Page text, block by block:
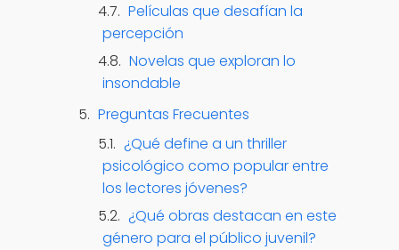
Películas que desafían la
percepción
Novelas que exploran lo
insondable
Preguntas Frecuentes
¿Qué define a un thriller
psicológico como popular entre
los lectores jóvenes?
¿Qué obras destacan en este
género para el público juvenil?